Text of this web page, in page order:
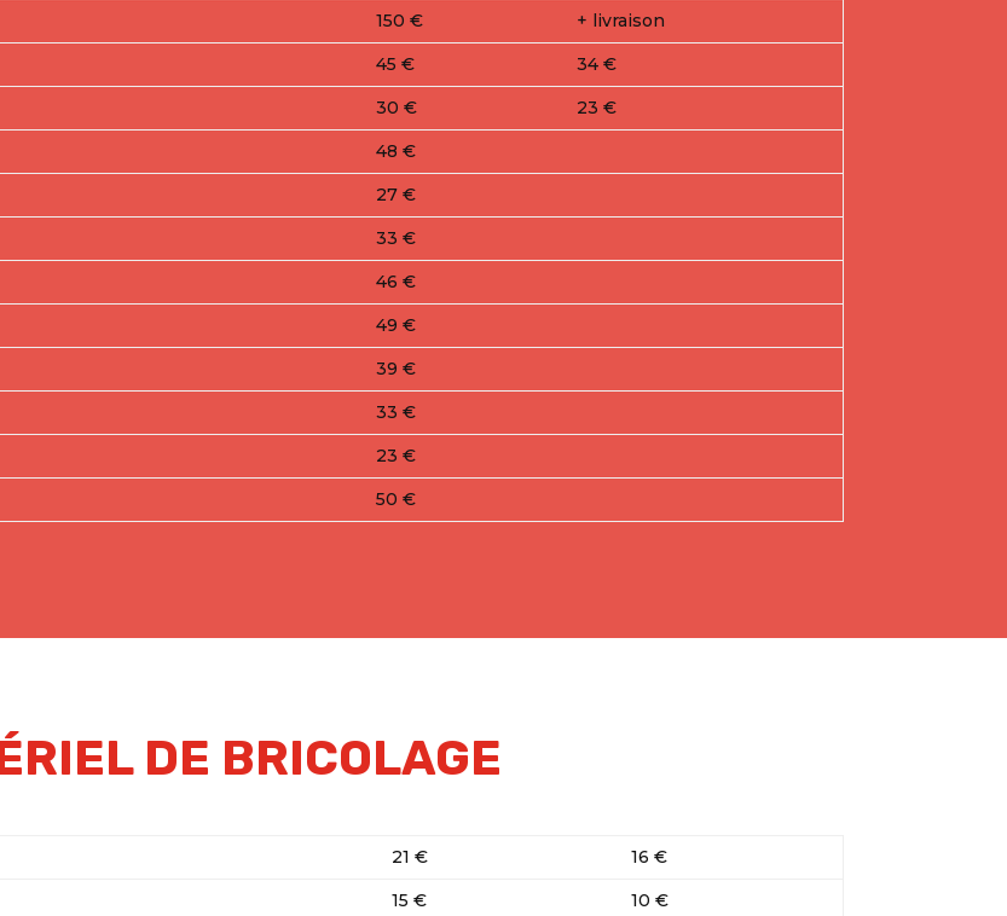
150 €
+ livraison
45 €
34 €
30 €
23 €
48 €
27 €
33 €
46 €
49 €
39 €
33 €
23 €
50 €
DE BRICOLAGE
21 €
16 €
15 €
10 €